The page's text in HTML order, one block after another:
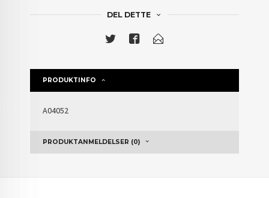
DEL DETTE
PRODUKTINFO
A04052
PRODUKTANMELDELSER (0)